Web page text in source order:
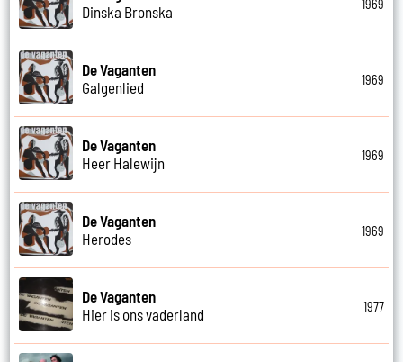
Dinska Bronska
1969
De Vaganten
Galgenlied
1969
De Vaganten
Heer Halewijn
1969
De Vaganten
Herodes
1969
De Vaganten
Hier is ons vaderland
1977